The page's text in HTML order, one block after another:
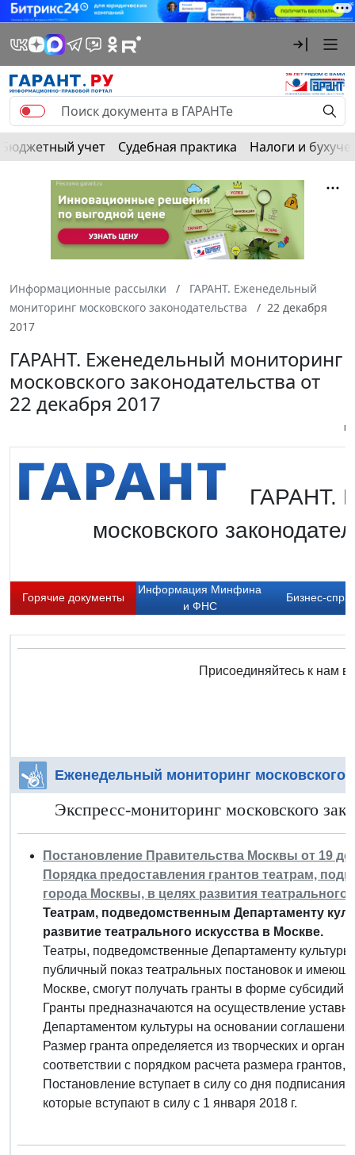
Бюджетный учет Судебная практика Налоги и
Информационные рассылки
ГАРАНТ. Еженедельный
мониторинг московского законодательства
22 декабря
2017
ГАРАНТ. Еженедельный мониторинг
московского законодательства от
22 декабря 2017
ГАРАНТ.
московского
Горячие документы
Информация Минфина
и ФНС
Бизнес-
Присоединяйтесь к нам в:
Еженедельный мониторинг московского
Экспресс-мониторинг московского
Постановление Правительства Москвы от 19
Порядка предоставления грантов театрам,
города Москвы, в целях развития театрального
Театрам, подведомственным Департаменту
развитие театрального искусства в Москве.
Театры, подведомственные Департаменту
публичный показ театральных постановок и
Москве, смогут получать гранты в форме субсидий
Гранты предназначаются на осуществление
Департаментом культуры на основании соглашения.
Размер гранта определяется из творческих и
соответствии с порядком расчета размера
Постановление вступает в силу со дня
которые вступают в силу с 1 января 2018 г.